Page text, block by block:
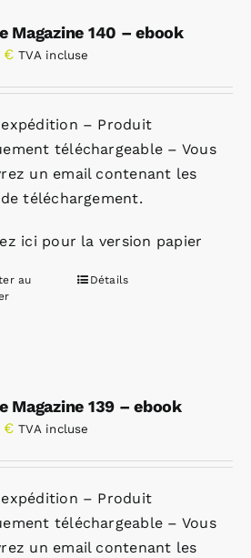
Magazine 140 – ebook
€ TVA incluse
expédition – Produit
téléchargeable – Vous
un email contenant les
téléchargement.
ici pour la version papier
au
Détails
Magazine 139 – ebook
€ TVA incluse
expédition – Produit
téléchargeable – Vous
un email contenant les